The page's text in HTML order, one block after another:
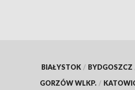
BIAŁYSTOK / BYDGOSZCZ
GORZÓW WLKP. /